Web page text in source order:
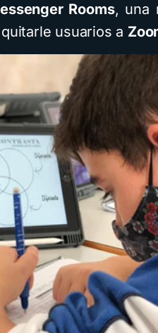
Rooms, una
usuarios a
4